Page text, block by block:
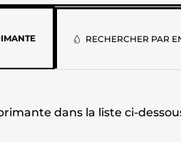
votre
imprimante
RECHERCHER PAR
dans la liste ci-